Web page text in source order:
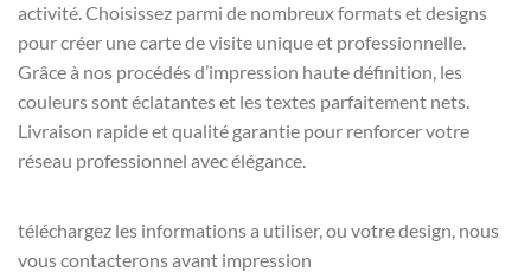
activité. Choisissez parmi de nombreux formats et designs
pour créer une carte de visite unique et professionnelle.
Grâce à nos procédés d’impression haute définition, les
couleurs sont éclatantes et les textes parfaitement nets.
Livraison rapide et qualité garantie pour renforcer votre
réseau professionnel avec élégance.
téléchargez les informations a utiliser, ou votre design, nous
vous contacterons avant impression